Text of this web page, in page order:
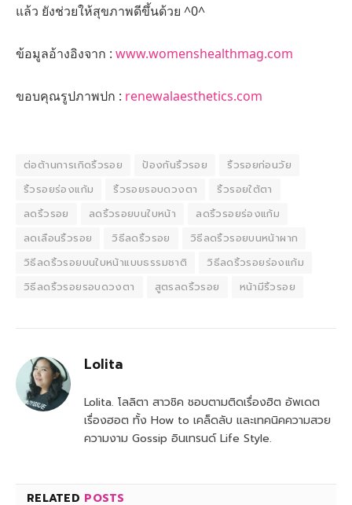
แล้ว ยังช่วยให้สุขภาพดีขึ้นด้วย ^0^
ข้อมูลอ้างอิงจาก : www.womenshealthmag.com
ขอบคุณรูปภาพปก : renewalaesthetics.com
ต่อต้านการเกิดริ้วรอย ป้องกันริ้วรอย
ริ้วรอยก่อนวัย
ริ้วรอยร่องแก้ม
ริ้วรอยรอบดวงตา
ริ้วรอยใต้ตา
ลดริ้วรอย
ลดริ้วรอยบนใบหน้า
ลดริ้วรอยร่องแก้ม
ลดเลือนริ้วรอย
วิธีลดริ้วรอย
วิธีลดริ้วรอยบนหน้าผาก
วิธีลดริ้วรอยบนใบหน้าแบบธรรมชาติ
วิธีลดริ้วรอยร่องแก้ม
วิธีลดริ้วรอยรอบดวงตา
สูตรลดริ้วรอย หน้ามีริ้วรอย
Lolita
Lolita. โลลิตา สาวชิค ชอบตามติดเรื่องฮิต อัพเดต
เรื่องฮอต ทั้ง How to เคล็ดลับ และเทคนิคความสวย
ความงาม Gossip อินเทรนด์ Life Style.
RELATED POSTS